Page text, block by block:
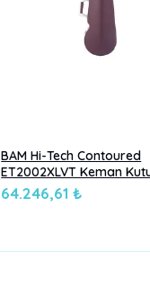
BAM Hi-Tech Contoured
ET2002XLVT Keman
64.246,61 ₺